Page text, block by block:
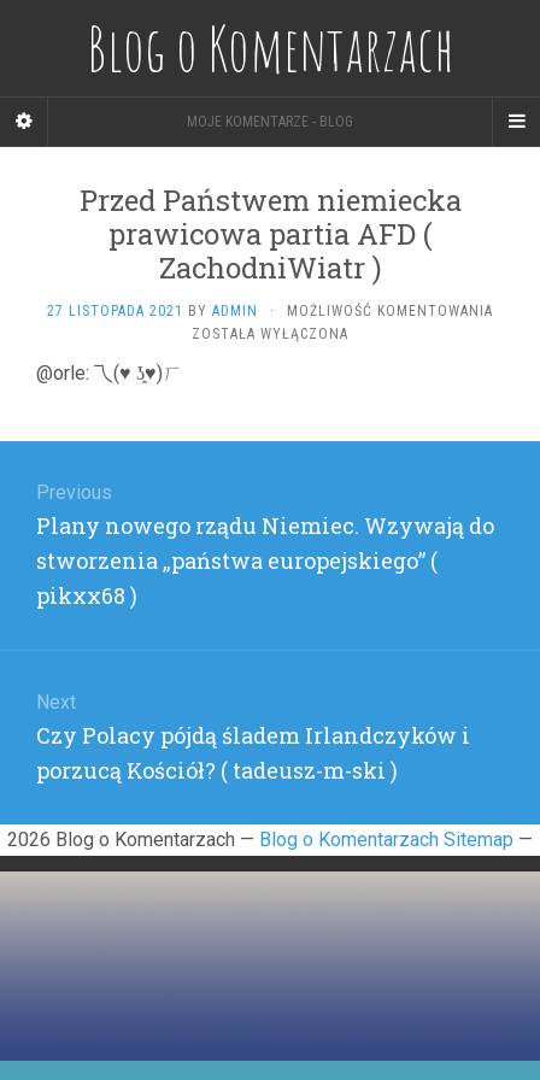
Blog o Komentarzach
MOJE KOMENTARZE - BLOG
Przed Państwem niemiecka
prawicowa partia AFD (
ZachodniWiatr )
27 LISTOPADA 2021 BY ADMIN · MOŻLIWOŚĆ KOMENTOWANIA
ZOSTAŁA WYŁĄCZONA
@orle: 乁(♥ ʖ̯♥)ㄏ
wpisu
Previous
Previous
post:
Plany nowego rządu Niemiec. Wzywają do
stworzenia „państwa europejskiego” (
pikxx68 )
Next
Next
post:
Czy Polacy pójdą śladem Irlandczyków i
porzucą Kościół? ( tadeusz-m-ski )
2026 Blog o Komentarzach — Blog o Komentarzach Sitemap —